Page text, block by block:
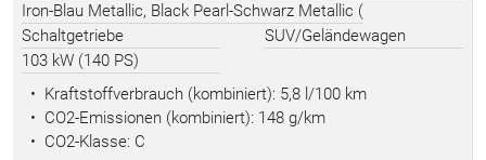
Iron-Blau Metallic, Black Pearl-Schwarz Metallic (
Schaltgetriebe
SUV/Geländewagen
103 kW (140 PS)
•
Kraftstoffverbrauch (kombiniert): 5,8 l/100 km
• CO2-Emissionen (kombiniert): 148 g/km
• CO2-Klasse: C